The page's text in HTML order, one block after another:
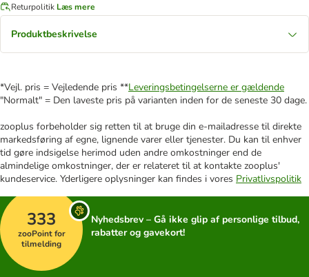
Returpolitik Læs mere
Produktbeskrivelse
*Vejl. pris = Vejledende pris **Leveringsbetingelserne er gældende
"Normalt" = Den laveste pris på varianten inden for de seneste 30 dage.
zooplus forbeholder sig retten til at bruge din e-mailadresse til direkte
markedsføring af egne, lignende varer eller tjenester. Du kan til enhver
tid gøre indsigelse herimod uden andre omkostninger end de
almindelige omkostninger, der er relateret til at kontakte zooplus'
kundeservice. Yderligere oplysninger kan findes i vores Privatlivspolitik
333
zooPoint for
tilmelding
Nyhedsbrev – Gå ikke glip af personlige tilbud,
rabatter og gavekort!